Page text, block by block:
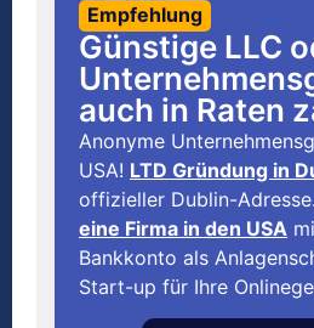
Empfehlung
Günstige LLC
auch in Raten
Anonyme
USA! LTD Gründung in
offizieller Dublin-Adresse.
eine Firma in den USA
Bankkonto als
Start-up für Ihre